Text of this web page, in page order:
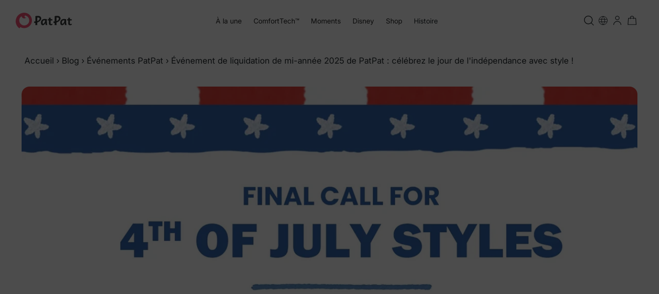
À la une ComfortTech™ Moments Disney Shop Histoire
Accueil › Blog › Événements PatPat › Événement de liquidation de mi-année 2025 de PatPat : célébrez le jour de l'indépendance avec style !